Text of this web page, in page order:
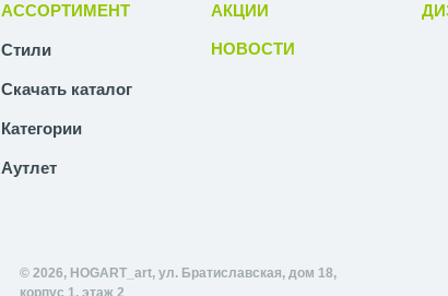
АССОРТИМЕНТ
Стили
Скачать каталог
Категории
Аутлет
АКЦИИ
НОВОСТИ
© 2026, HOGART_art, ул. Братиславская, дом 18,
корпус 1, этаж 2